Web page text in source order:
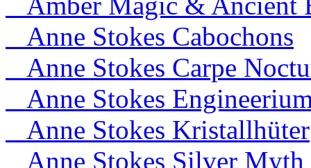
Anne Stokes Cabochons
Anne Stokes Carpe
Anne Stokes
Anne Stokes Kristallhüter
Anne Stokes Silver Myth